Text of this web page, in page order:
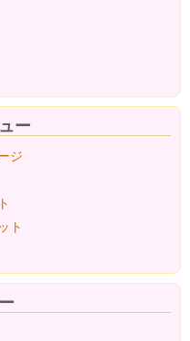
ー
ジ
ト